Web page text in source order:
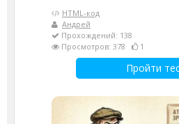
HTML-код
Андрей
Прохождений: 138
Просмотров: 378
1
Пройти